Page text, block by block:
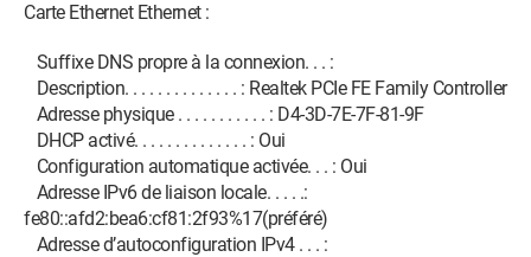
Carte Ethernet Ethernet :
Suffixe DNS propre à la connexion. . . :
Description. . . . . . . . . . . . . . : Realtek PCIe FE Family Controller
Adresse physique . . . . . . . . . . . : D4-3D-7E-7F-81-9F
DHCP activé. . . . . . . . . . . . . . : Oui
Configuration automatique activée. . . : Oui
Adresse IPv6 de liaison locale. . . . .:
fe80::afd2:bea6:cf81:2f93%17(préféré)
Adresse d’autoconfiguration IPv4 . . . :